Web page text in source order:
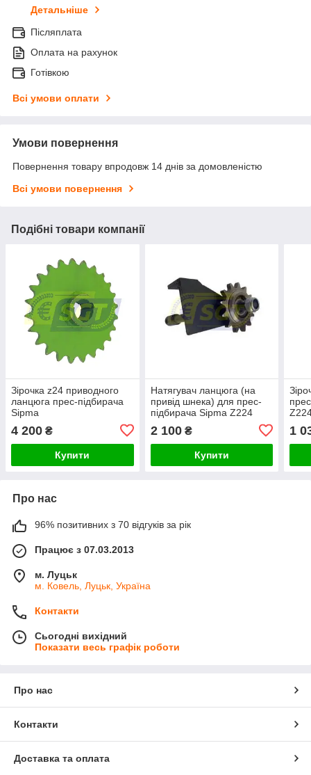
Детальніше
Післяплата
Оплата на рахунок
Готівкою
Всі умови оплати
Умови повернення
Повернення товару впродовж 14 днів за домовленістю
Всі умови повернення
Подібні товари компанії
Зірочка z24 приводного
ланцюга прес-підбирача
Sipma
4 200 ₴
Купити
Натягувач ланцюга (на
привід шнека) для прес-
підбирача Sipma Z224
2 100₴
Купити
1
Про нас
96% позитивних з 70 відгуків за рік
Працює з 07.03.2013
м. Луцьк
м. Ковель, Луцьк, Україна
Контакти
Сьогодні вихідний
Показати весь графік роботи
Про нас
Контакти
Доставка та оплата